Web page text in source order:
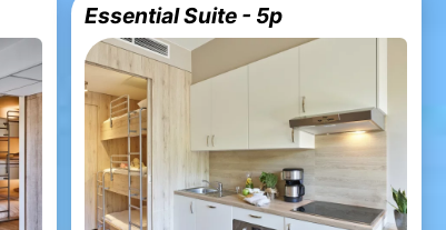
Essential Suite - 5p